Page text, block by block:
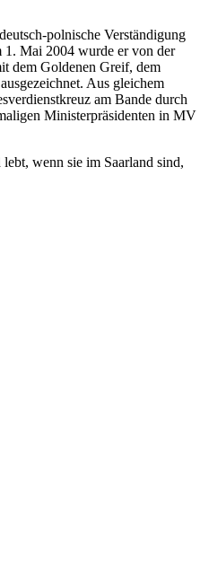
polnische Verständigung
1. Mai 2004 wurde er von der
dem Goldenen Greif, dem
Aus gleichem
am Bande durch
Ministerpräsidenten in MV
wenn sie im Saarland sind,